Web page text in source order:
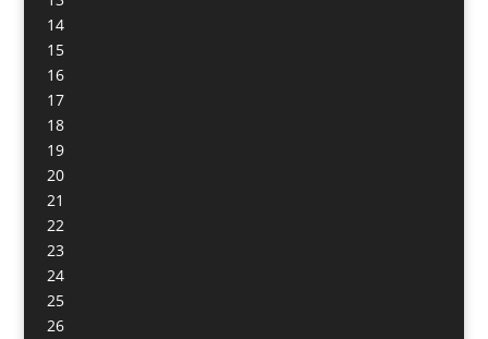
14
15
16
17
18
19
20
21
22
23
24
25
26